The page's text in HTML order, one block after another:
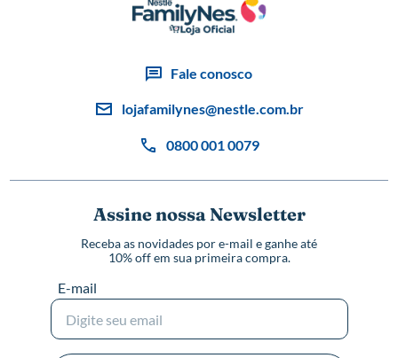
Fale conosco
lojafamilynes@nestle.com.br
0800 001 0079
Assine nossa Newsletter
Receba as novidades por e-mail e ganhe até
10% off em sua primeira compra.
E-mail